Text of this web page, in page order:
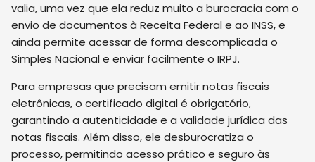
valia, uma vez que ela reduz muito a burocracia com o
envio de documentos à Receita Federal e ao INSS, e
ainda permite acessar de forma descomplicada o
Simples Nacional e enviar facilmente o IRPJ.
Para empresas que precisam emitir notas fiscais
eletrônicas, o certificado digital é obrigatório,
garantindo a autenticidade e a validade jurídica das
notas fiscais. Além disso, ele desburocratiza o
processo, permitindo acesso prático e seguro às